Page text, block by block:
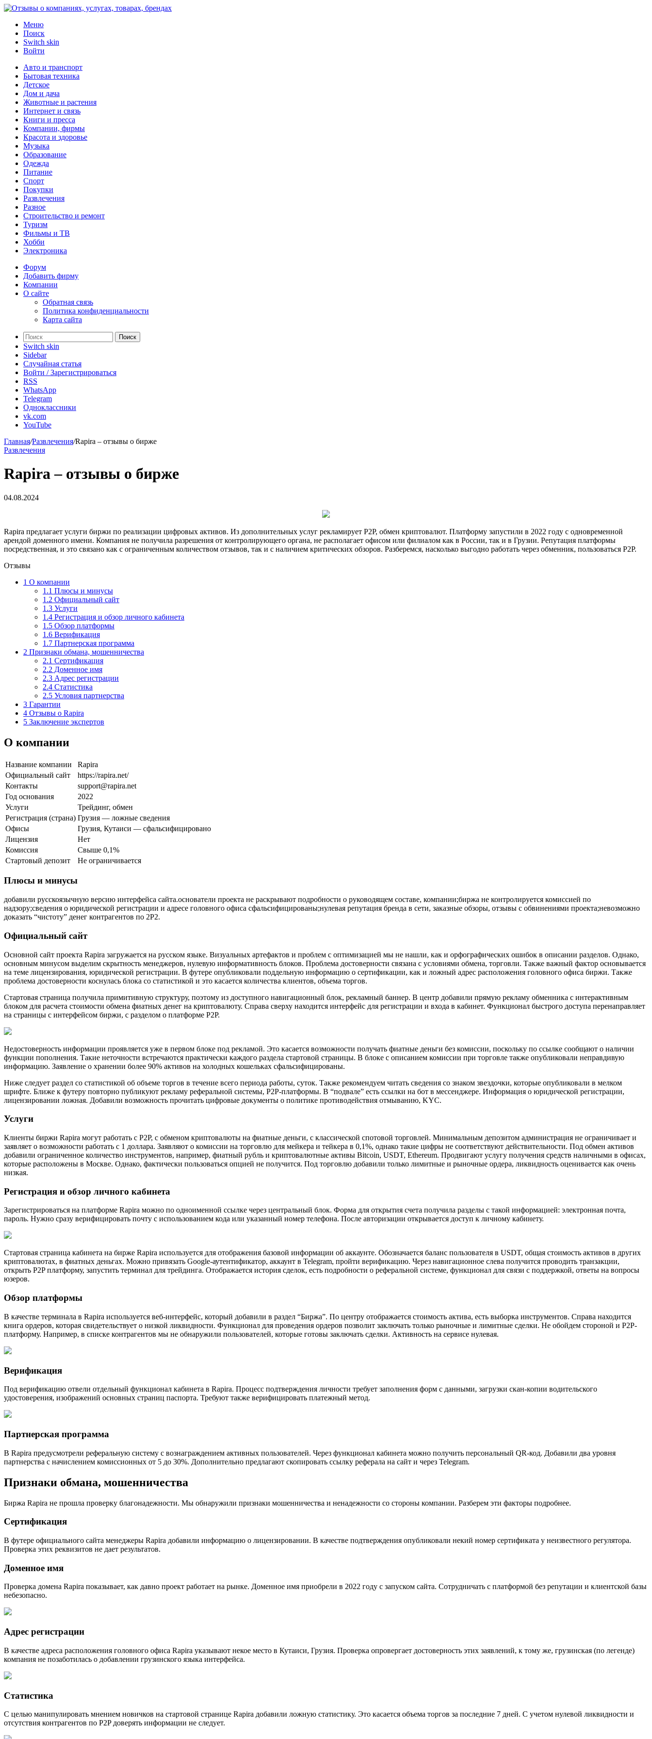
Меню
Поиск
Switch skin
Войти
Авто и транспорт
Бытовая техника
Детское
Дом и дача
Животные и растения
Интернет и связь
Книги и пресса
Компании, фирмы
Красота и здоровье
Музыка
Образование
Одежда
Питание
Спорт
Покупки
Развлечения
Разное
Строительство и ремонт
Туризм
Фильмы и ТВ
Хобби
Электроника
Форум
Добавить фирму
Компании
О сайте
Обратная связь
Политика конфиденциальности
Карта сайта
Поиск
Switch skin
Sidebar
Случайная статья
Войти / Зарегистрироваться
RSS
WhatsApp
Telegram
Одноклассники
vk.com
YouTube
Главная/Развлечения/Rapira – отзывы о бирже
Развлечения
Rapira – отзывы о бирже
04.08.2024
Rapira предлагает услуги биржи по реализации цифровых активов. Из дополнительных услуг рекламирует P2P, обмен криптовалют. Платформу запустили в 2022 году с одновременной
арендой доменного имени. Компания не получила разрешения от контролирующего органа, не располагает офисом или филиалом как в России, так и в Грузии. Репутация платформы
посредственная, и это связано как с ограниченным количеством отзывов, так и с наличием критических обзоров. Разберемся, насколько выгодно работать через обменник, пользоваться P2P.
Отзывы
1 О компании
1.1 Плюсы и минусы
1.2 Официальный сайт
1.3 Услуги
1.4 Регистрация и обзор личного кабинета
1.5 Обзор платформы
1.6 Верификация
1.7 Партнерская программа
2 Признаки обмана, мошенничества
2.1 Сертификация
2.2 Доменное имя
2.3 Адрес регистрации
2.4 Статистика
2.5 Условия партнерства
3 Гарантии
4 Отзывы о Rapira
5 Заключение экспертов
О компании
Название компании
Rapira
Официальный сайт
https://rapira.net/
Контакты
support@rapira.net
Год основания
2022
Услуги
Трейдинг, обмен
Регистрация (страна) Грузия — ложные сведения
Офисы
Грузия, Кутаиси — сфальсифицировано
Лицензия
Нет
Комиссия
Свыше 0,1%
Стартовый депозит
Не ограничивается
Плюсы и минусы
добавили русскоязычную версию интерфейса сайта.основатели проекта не раскрывают подробности о руководящем составе, компании;биржа не контролируется комиссией по
надзору;сведения о юридической регистрации и адресе головного офиса сфальсифицированы;нулевая репутация бренда в сети, заказные обзоры, отзывы с обвинениями проекта;невозможно
доказать “чистоту” денег контрагентов по 2P2.
Официальный сайт
Основной сайт проекта Rapira загружается на русском языке. Визуальных артефактов и проблем с оптимизацией мы не нашли, как и орфографических ошибок в описании разделов. Однако,
основным минусом выделим скрытность менеджеров, нулевую информативность блоков. Проблема достоверности связана с условиями обмена, торговли. Также важный фактор основывается
на теме лицензирования, юридической регистрации. В футере опубликовали поддельную информацию о сертификации, как и ложный адрес расположения головного офиса биржи. Также
проблема достоверности коснулась блока со статистикой и это касается количества клиентов, объема торгов.
Стартовая страница получила примитивную структуру, поэтому из доступного навигационный блок, рекламный баннер. В центр добавили прямую рекламу обменника с интерактивным
блоком для расчета стоимости обмена фиатных денег на криптовалюту. Справа сверху находится интерфейс для регистрации и входа в кабинет. Функционал быстрого доступа перенаправляет
на страницы с интерфейсом биржи, с разделом о платформе P2P.
Недостоверность информации проявляется уже в первом блоке под рекламой. Это касается возможности получать фиатные деньги без комиссии, поскольку по ссылке сообщают о наличии
функции пополнения. Такие неточности встречаются практически каждого раздела стартовой страницы. В блоке с описанием комиссии при торговле также опубликовали неправдивую
информацию. Заявление о хранении более 90% активов на холодных кошельках сфальсифицированы.
Ниже следует раздел со статистикой об объеме торгов в течение всего периода работы, суток. Также рекомендуем читать сведения со знаком звездочки, которые опубликовали в мелком
шрифте. Ближе к футеру повторно публикуют рекламу реферальной системы, P2P-платформы. В “подвале” есть ссылки на бот в мессенджере. Информация о юридической регистрации,
лицензировании ложная. Добавили возможность прочитать цифровые документы о политике противодействия отмыванию, KYC.
Услуги
Клиенты биржи Rapira могут работать с P2P, с обменом криптовалюты на фиатные деньги, с классической спотовой торговлей. Минимальным депозитом администрация не ограничивает и
заявляет о возможности работать с 1 доллара. Заявляют о комиссии на торговлю для мейкера и тейкера в 0,1%, однако такие цифры не соответствуют действительности. Под обмен активов
добавили ограниченное количество инструментов, например, фиатный рубль и криптовалютные активы Bitcoin, USDT, Ethereum. Продвигают услугу получения средств наличными в офисах,
которые расположены в Москве. Однако, фактически пользоваться опцией не получится. Под торговлю добавили только лимитные и рыночные ордера, ликвидность оценивается как очень
низкая.
Регистрация и обзор личного кабинета
Зарегистрироваться на платформе Rapira можно по одноименной ссылке через центральный блок. Форма для открытия счета получила разделы с такой информацией: электронная почта,
пароль. Нужно сразу верифицировать почту с использованием кода или указанный номер телефона. После авторизации открывается доступ к личному кабинету.
Стартовая страница кабинета на бирже Rapira используется для отображения базовой информации об аккаунте. Обозначается баланс пользователя в USDT, общая стоимость активов в других
криптовалютах, в фиатных деньгах. Можно привязать Google-аутентификатор, аккаунт в Telegram, пройти верификацию. Через навигационное слева получится проводить транзакции,
открыть P2P платформу, запустить терминал для трейдинга. Отображается история сделок, есть подробности о реферальной системе, функционал для связи с поддержкой, ответы на вопросы
юзеров.
Обзор платформы
В качестве терминала в Rapira используется веб-интерфейс, который добавили в раздел “Биржа”. По центру отображается стоимость актива, есть выборка инструментов. Справа находится
книга ордеров, которая свидетельствует о низкой ликвидности. Функционал для проведения ордеров позволит заключать только рыночные и лимитные сделки. Не обойдем стороной и P2P-
платформу. Например, в списке контрагентов мы не обнаружили пользователей, которые готовы заключать сделки. Активность на сервисе нулевая.
Верификация
Под верификацию отвели отдельный функционал кабинета в Rapira. Процесс подтверждения личности требует заполнения форм с данными, загрузки скан-копии водительского
удостоверения, изображений основных страниц паспорта. Требуют также верифицировать платежный метод.
Партнерская программа
В Rapira предусмотрели реферальную систему с вознаграждением активных пользователей. Через функционал кабинета можно получить персональный QR-код. Добавили два уровня
партнерства с начислением комиссионных от 5 до 30%. Дополнительно предлагают скопировать ссылку реферала на сайт и через Telegram.
Признаки обмана, мошенничества
Биржа Rapira не прошла проверку благонадежности. Мы обнаружили признаки мошенничества и ненадежности со стороны компании. Разберем эти факторы подробнее.
Сертификация
В футере официального сайта менеджеры Rapira добавили информацию о лицензировании. В качестве подтверждения опубликовали некий номер сертификата у неизвестного регулятора.
Проверка этих реквизитов не дает результатов.
Доменное имя
Проверка домена Rapira показывает, как давно проект работает на рынке. Доменное имя приобрели в 2022 году с запуском сайта. Сотрудничать с платформой без репутации и клиентской базы
небезопасно.
Адрес регистрации
В качестве адреса расположения головного офиса Rapira указывают некое место в Кутаиси, Грузия. Проверка опровергает достоверность этих заявлений, к тому же, грузинская (по легенде)
компания не позаботилась о добавлении грузинского языка интерфейса.
Статистика
С целью манипулировать мнением новичков на стартовой странице Rapira добавили ложную статистику. Это касается объема торгов за последние 7 дней. С учетом нулевой ликвидности и
отсутствия контрагентов по P2P доверять информации не следует.